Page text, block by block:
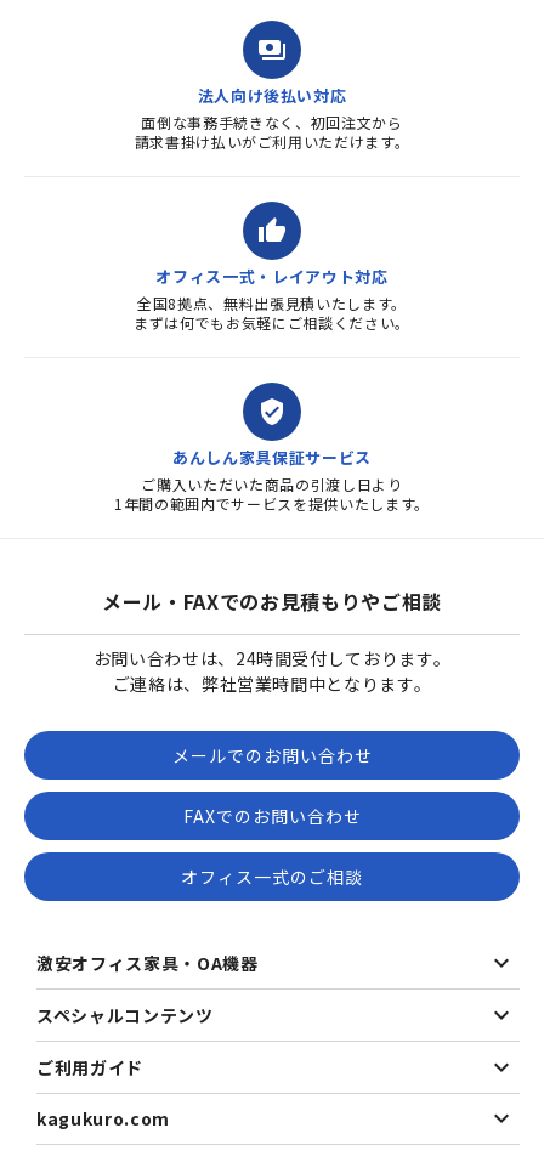
payments
法人向け後払い対応
面倒な事務手続きなく、初回注文から
請求書掛け払いがご利用いただけます。
thumb_up
オフィス一式・レイアウト対応
全国8拠点、無料出張見積いたします。
まずは何でもお気軽にご相談ください。
verified_user
あんしん家具保証サービス
ご購入いただいた商品の引渡し日より
1年間の範囲内でサービスを提供いたします。
メール・FAXでのお見積もりやご相談
お問い合わせは、24時間受付しております。
ご連絡は、弊社営業時間中となります。
メールでのお問い合わせ
FAXでのお問い合わせ
オフィス一式のご相談
激安オフィス家具・OA機器
スペシャルコンテンツ
ご利用ガイド
kagukuro.com